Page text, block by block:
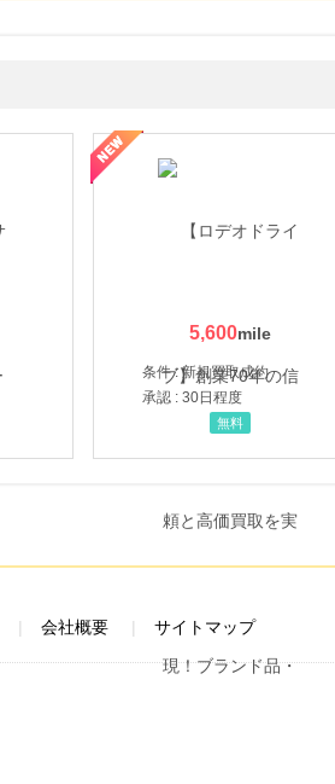
5,600
条件 : 新規買取成約
承認 : 30日程度
無料
会社概要 サイトマップ